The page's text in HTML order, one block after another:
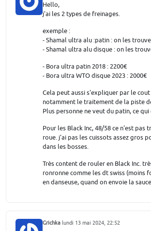
Hello,
j'ai les 2 types de freinages.
exemple :
- Shamal ultra alu :patin : on les
- Shamal ultra alu disque : on les
- Bora ultra patin 2018 : 2200€
- Bora ultra WTO disque 2023 : 2000€
Cela peut aussi s'expliquer par le
notamment le traitement de la piste
Plus personne ne veut du patin, ce
Pour les Black Inc, 48/58 ce n'est pas
roue. j'ai pas les cuissots assez gros
dans les bosses.
Très content de rouler en Black Inc.
ronronne comme les dt swiss (moins
en danseuse, quand on envoie la
Grichka lundi 13 mai 2024, 22:52